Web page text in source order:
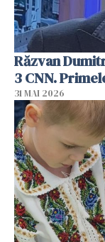
Răzvan
3 CNN.
31 MAI 2026